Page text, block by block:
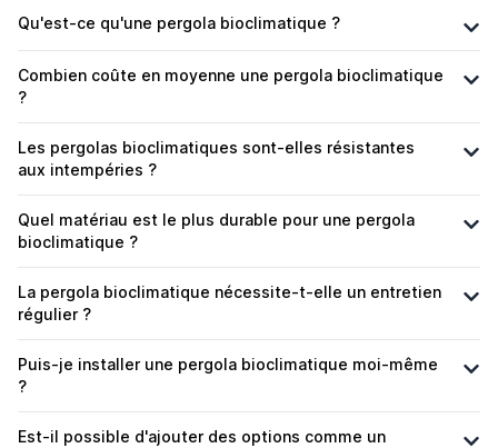
Qu'est-ce qu'une pergola bioclimatique ?
Combien coûte en moyenne une pergola bioclimatique
?
Les pergolas bioclimatiques sont-elles résistantes
aux intempéries ?
Quel matériau est le plus durable pour une pergola
bioclimatique ?
La pergola bioclimatique nécessite-t-elle un entretien
régulier ?
Puis-je installer une pergola bioclimatique moi-même
?
Est-il possible d'ajouter des options comme un